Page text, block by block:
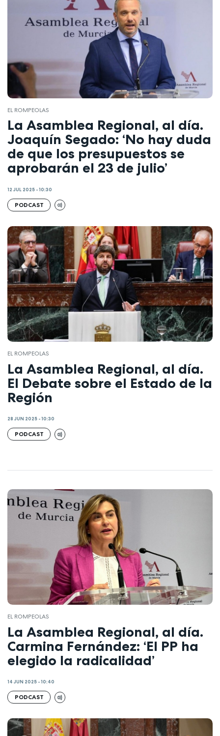
EL ROMPEOLAS
La Asamblea Regional, al día.
Joaquín Segado: ‘No hay duda
de que los presupuestos se
aprobarán el 23 de julio’
12 JUL 2025 - 10:30
PODCAST
EL ROMPEOLAS
La Asamblea Regional, al día.
El Debate sobre el Estado de la
Región
28 JUN 2025 - 10:30
PODCAST
EL ROMPEOLAS
La Asamblea Regional, al día.
Carmina Fernández: ‘El PP ha
elegido la radicalidad’
14 JUN 2025 - 10:40
PODCAST